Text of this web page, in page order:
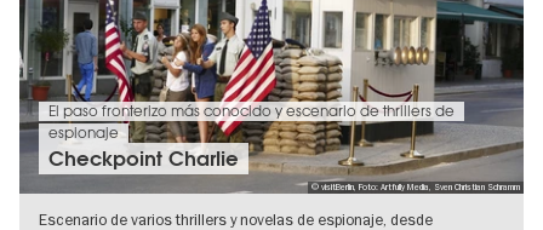
© visitBerlin, Foto: Artfully Media, Sven Christian Schramm
El paso fronterizo más conocido y escenario de thrillers de
espionaje
Checkpoint Charlie
Escenario de varios thrillers y novelas de espionaje, desde